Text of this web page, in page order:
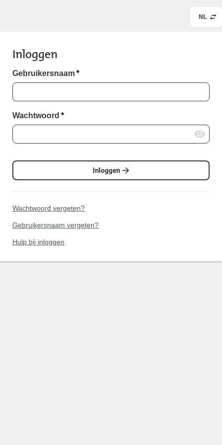
NL
Inloggen
Gebruikersnaam*
Wachtwoord *
Inloggen
Wachtwoord vergeten?
Gebruikersnaam vergeten?
Hulp bij inloggen